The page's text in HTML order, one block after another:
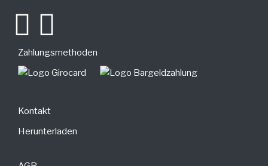
Zahlungsmethoden
Kontakt
Herunterladen